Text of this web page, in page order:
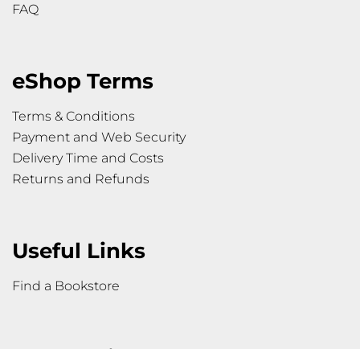
FAQ
eShop Terms
Terms & Conditions
Payment and Web Security
Delivery Time and Costs
Returns and Refunds
Useful Links
Find a Bookstore